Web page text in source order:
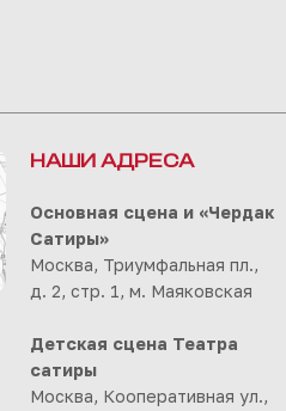
НАШИ АДРЕСА
Основная сцена и «Чердак
Сатиры»
Москва, Триумфальная пл.,
д. 2, стр. 1, м. Маяковская
Детская сцена Театра
сатиры
Москва, Кооперативная ул.,